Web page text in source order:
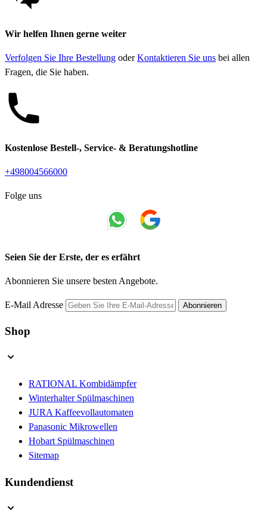
Wir helfen Ihnen gerne weiter
Verfolgen Sie Ihre Bestellung oderKontaktieren Sie uns bei allen
Fragen, die Sie haben.
Kostenlose Bestell-, Service- & Beratungshotline
+498004566000
Folge uns
Seien Sie der Erste, der es erfährt
Abonnieren Sie unsere besten Angebote.
E-Mail Adresse Abonnieren
Shop
RATIONAL Kombidämpfer
Winterhalter Spülmaschinen
JURA Kaffeevollautomaten
Panasonic Mikrowellen
Hobart Spülmaschinen
Sitemap
Kundendienst